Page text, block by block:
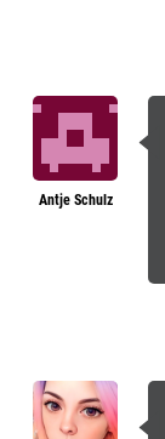
Antje Schulz